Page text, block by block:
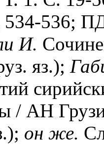
534-536;
И.
яз.);
/ АН
он же.